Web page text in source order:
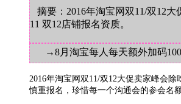
摘要：2016年淘宝网双11/双12
11 双12店铺报名资质。
→8月淘宝每人每天额外加码
2016年淘宝网双11/双12大促卖家峰会
慎重报名，珍惜每一个沟通会的参会名额